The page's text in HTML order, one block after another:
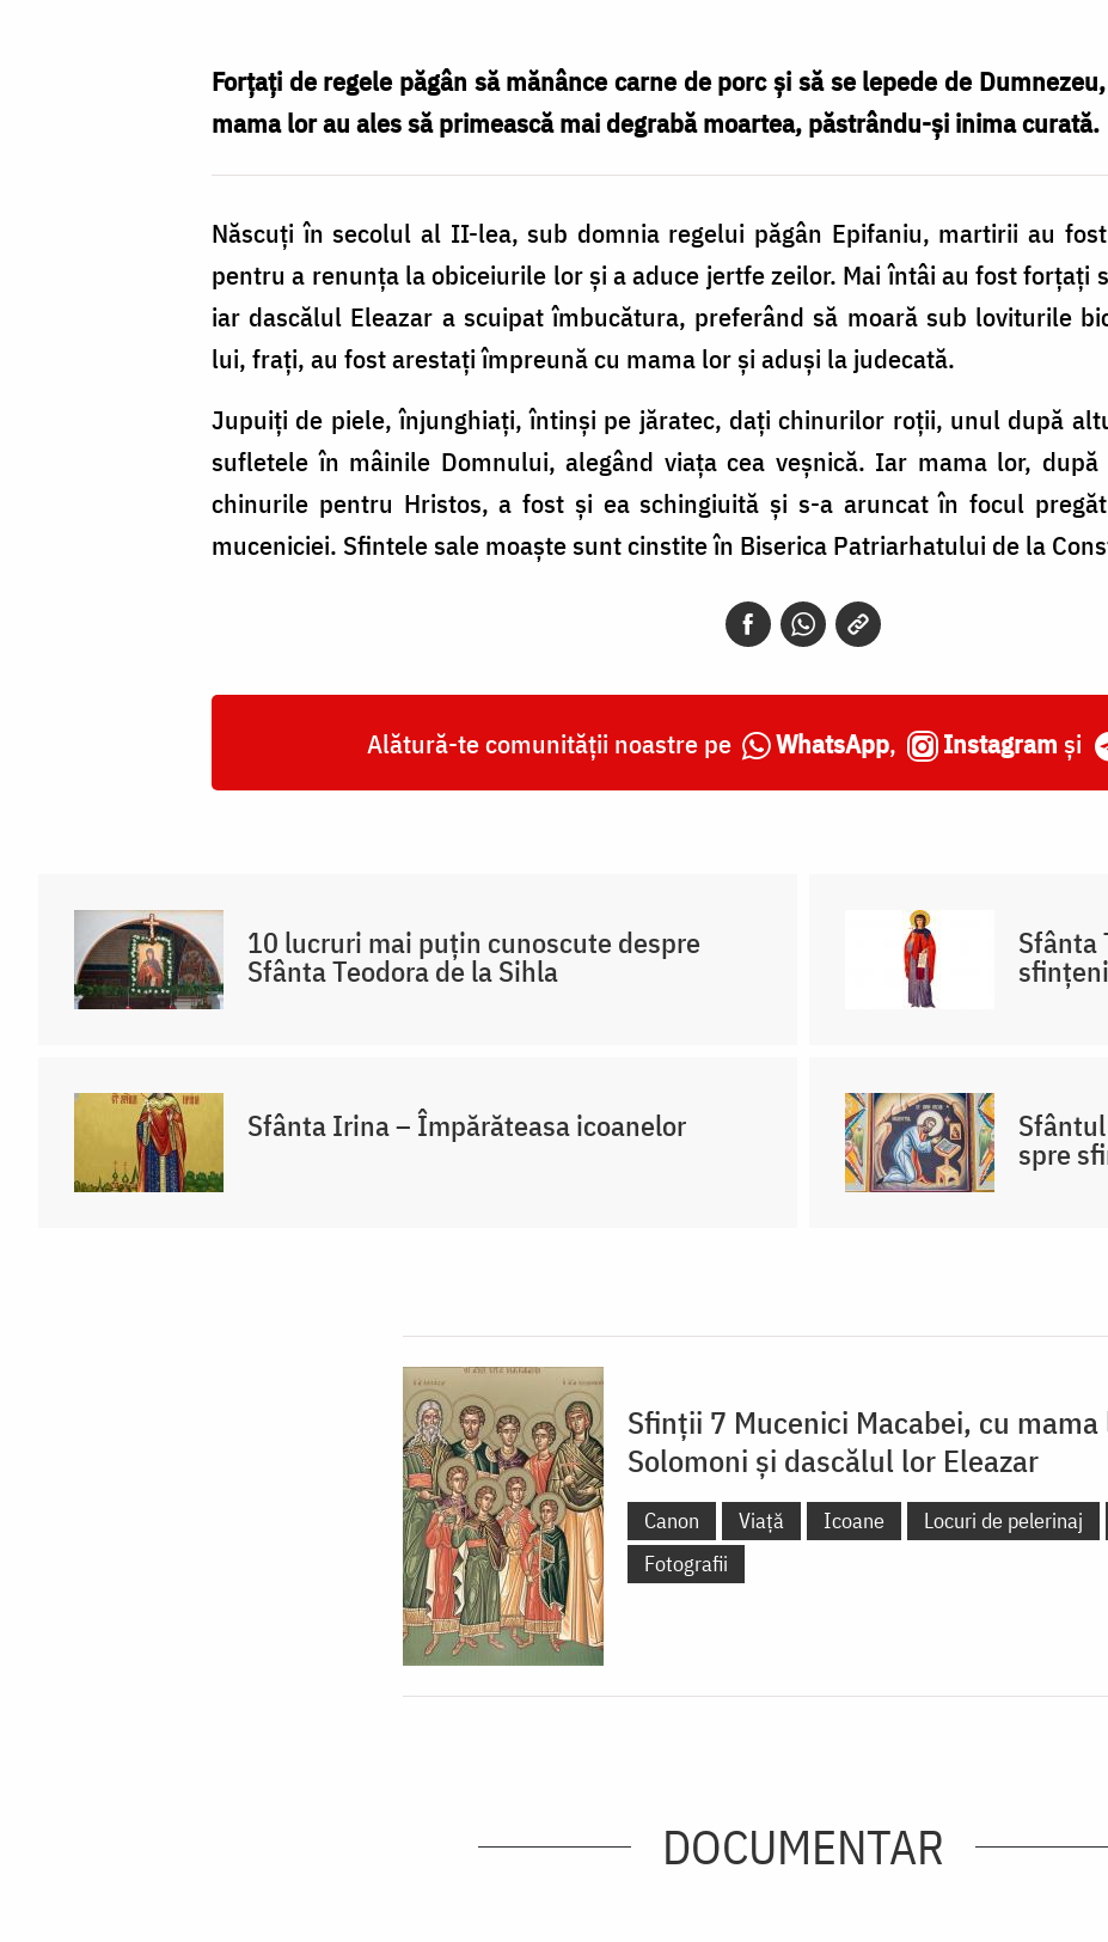
Forțați de regele păgân să mănânce carne de porc și să se lepede de
mama lor au ales să primească mai degrabă moartea, păstrându-și inima curată.
Născuți în secolul al II-lea, sub domnia regelui păgân Epifaniu, martirii au
pentru a renunța la obiceiurile lor și a aduce jertfe zeilor. Mai întâi au fost forțați
iar dascălul Eleazar a scuipat îmbucătura, preferând să moară sub loviturile
lui, frați, au fost arestați împreună cu mama lor și aduși la judecată.
Jupuiți de piele, înjunghiați, întinși pe jăratec, dați chinurilor roții, unul după
sufletele în mâinile Domnului, alegând viața cea veșnică. Iar mama lor,
chinurile pentru Hristos, a fost și ea schingiuită și s-a aruncat în focul
muceniciei. Sfintele sale moaște sunt cinstite în Biserica Patriarhatului de la
Alătură-te comunității noastre pe WhatsApp, Instagram și
10 lucruri mai puțin cunoscute despre
Sfânta Teodora de la Sihla
Sfânta
Sfânta Irina – Împărăteasa icoanelor
spre
Sfinții 7 Mucenici Macabei, cu mama
Solomoni și dascălul lor Eleazar
Canon Viață Icoane Locuri de pelerinaj
Fotografii
DOCUMENTAR